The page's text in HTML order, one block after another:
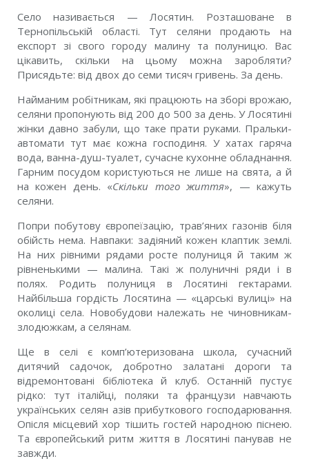
Село називається — Лосятин. Розташоване в
Тернопільській області. Тут селяни продають на
експорт зі свого городу малину та полуницю. Вас
цікавить, скільки на цьому можна заробляти?
Присядьте: від двох до семи тисяч гривень. За день.
Найманим робітникам, які працюють на зборі врожаю,
селяни пропонують від 200 до 500 за день. У Лосятині
жінки давно забули, що таке прати руками. Пральки-
автомати тут має кожна господиня. У хатах гаряча
вода, ванна-душ-туалет, сучасне кухонне обладнання.
Гарним посудом користуються не лише на свята, а й
на кожен день. «Скільки того життя», — кажуть
селяни.
Попри побутову європеїзацію, трав’яних газонів біля
обійсть нема. Навпаки: задіяний кожен клаптик землі.
На них рівними рядами росте полуниця й таким ж
рівненькими — малина. Такі ж полуничні ряди і в
полях. Родить полуниця в Лосятині гектарами.
Найбільша гордість Лосятина — «царські вулиці» на
околиці села. Новобудови належать не чиновникам-
злодюжкам, а селянам.
Ще в селі є комп’ютеризована школа, сучасний
дитячий садочок, добротно залатані дороги та
відремонтовані бібліотека й клуб. Останній пустує
рідко: тут італійці, поляки та французи навчають
українських селян азів прибуткового господарювання.
Опісля місцевий хор тішить гостей народною піснею.
Та європейський ритм життя в Лосятині панував не
завжди.